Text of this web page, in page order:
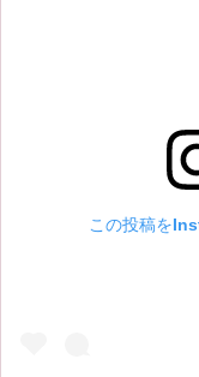
この投稿を